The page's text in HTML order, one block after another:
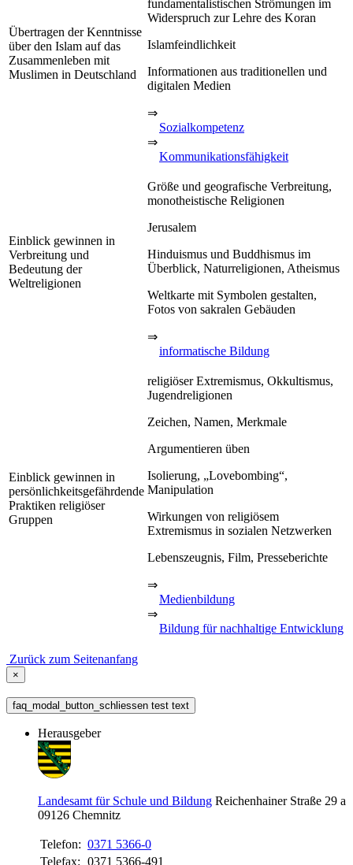
Übertragen der Kenntnisse
über den Islam auf das
Zusammenleben mit
Muslimen in Deutschland
fundamentalistischen Strömungen im
Widerspruch zur Lehre des Koran
Islamfeindlichkeit
Informationen aus traditionellen und
digitalen Medien
⇒
Sozialkompetenz
⇒
Kommunikationsfähigkeit
Einblick gewinnen in
Verbreitung und
Bedeutung der
Weltreligionen
Größe und geografische Verbreitung,
monotheistische Religionen
Jerusalem
Hinduismus und Buddhismus im
Überblick, Naturreligionen, Atheismus
Weltkarte mit Symbolen gestalten,
Fotos von sakralen Gebäuden
⇒
informatische Bildung
Einblick gewinnen in
persönlichkeitsgefährdende
Praktiken religiöser
Gruppen
religiöser Extremismus, Okkultismus,
Jugendreligionen
Zeichen, Namen, Merkmale
Argumentieren üben
Isolierung, „Lovebombing“,
Manipulation
Wirkungen von religiösem
Extremismus in sozialen Netzwerken
Lebenszeugnis, Film, Presseberichte
⇒
Medienbildung
⇒
Bildung für nachhaltige Entwicklung
Zurück zum Seitenanfang
×
faq_modal_button_schliessen test text
Herausgeber
Landesamt für Schule und Bildung Reichenhainer Straße 29 a
09126 Chemnitz
Telefon: 0371 5366-0
Telefax: 0371 5366-491